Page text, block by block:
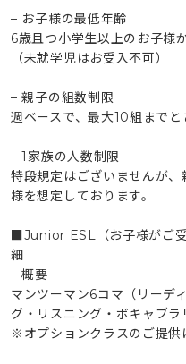
– お子様の最低年齢
6歳且つ小学生以上のお子様
（未就学児はお受入不可）
– 親子の組数制限
週ベースで、最大10組までと
– 1家族の人数制限
特段規定はございませんが
様を想定しております。
■Junior ESL（お子様がご
細
– 概要
マンツーマン6コマ（リーデ
グ・リスニング・ボキャブラ
※オプションクラスのご提供